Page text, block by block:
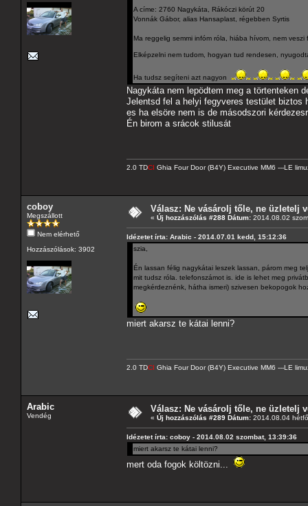
A címe: 2760 Nagykáta, Rákóczi körút 20
Vonnák Gábor, alias Hansaplast, régebben Syrtis
Ma reggelig semmi infóm róla, hiába hívom, nem veszi
Elképzelni nem tudom, hogyan tud rendesen,
Ha tudsz segíteni azt nagyon
Nagykáta nem lepödtem meg a törtenteken
Jelentsd fel a helyi fegyveres testület biztos
es ha elsöre nem is de másodszori
Én birom a srácok stilusát
2.0 TDCI Ghia Four Door (B4Y) Executive MM6 ---LE
coboy
Megszállott
Nem elérhető
Hozzászólások: 3902
Válasz: Ne vásárolj tőle, ne üzletelj
« Új hozzászólás #288 Dátum: 2014.08.02
Idézetet írta: Arabic - 2014.07.01 kedd, 15:12:36
szia,
Én lassan félig nagykátai leszek lassan, párom meg
mit tudsz róla. telefonszámot is. ide is lehet meg
megkérdeznénk, hátha ismeri) szivesen bekopogok
miert akarsz te kátai lenni?
2.0 TDCI Ghia Four Door (B4Y) Executive MM6 ---LE
Arabic
Vendég
Válasz: Ne vásárolj tőle, ne üzletelj
« Új hozzászólás #289 Dátum: 2014.08.04
Idézetet írta: coboy - 2014.08.02 szombat, 13:39:36
miert akarsz te kátai lenni?
mert oda fogok költözni...